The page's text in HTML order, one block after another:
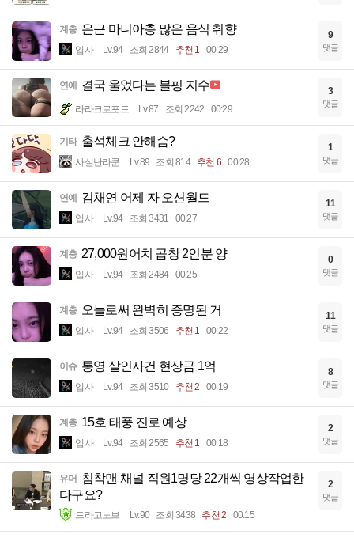
계층 은근 마니아층 많은 음식 취향
입사 Lv.94 조회 2844 추천 1 00:29
9
댓글
연예 결국 울었다는 블핑 지수
라라크로포드 Lv.87 조회 2242 00:29
3
댓글
기타 출석체크 안해슴?
사실난라쿤 Lv.89 조회 814 추천 6 00:28
1
댓글
연예 김채연 어제 자 오션월드
입사 Lv.94 조회 3431 00:27
11
댓글
계층 27,000원어치 곱창 2인분 양
입사 Lv.94 조회 2484 00:25
0
댓글
계층 오늘로써 완벽히 증명된 거
입사 Lv.94 조회 3506 추천 1 00:22
11
댓글
이슈 통영 살인사건 현상금 1억
입사 Lv.94 조회 3510 추천 2 00:19
8
댓글
계층 15호 태풍 진로 예상
입사 Lv.94 조회 2565 추천 1 00:18
2
댓글
유머 침착맨 채널 직원1명당 22개씩 영상작업한
다구요?
드라고노브 Lv.90 조회 3438 추천 2 00:15
2
댓글